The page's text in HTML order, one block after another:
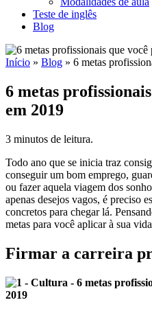
Teste de inglês
Blog
Início » Blog » 6 metas
6 metas
em 2019
3 minutos de leitura.
Todo ano que se inicia traz
conseguir um bom emprego,
ou fazer aquela viagem dos
apenas desejos vagos, é preciso
concretos para chegar lá.
metas para você aplicar à sua
Firmar a carreira